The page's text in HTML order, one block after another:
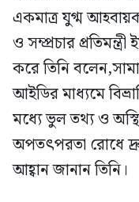
একমাত্র যুগ্ম
ও সম্প্রচার
করে তিনি
আইডির মাধ্যমে
মধ্যে ভুল তথ্য ও
অপতৎপরতা রোধে
আহ্বান জানান তিনি।